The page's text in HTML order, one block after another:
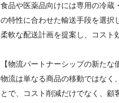
食品や医薬品向けには専用の冷蔵
の特性に合わせた輸送手段を選択
柔軟な配送計画を提案し、コスト
【物流パートナーシップの新たな
物流は単なる商品の移動ではなく
とで、コスト削減だけでなく、顧